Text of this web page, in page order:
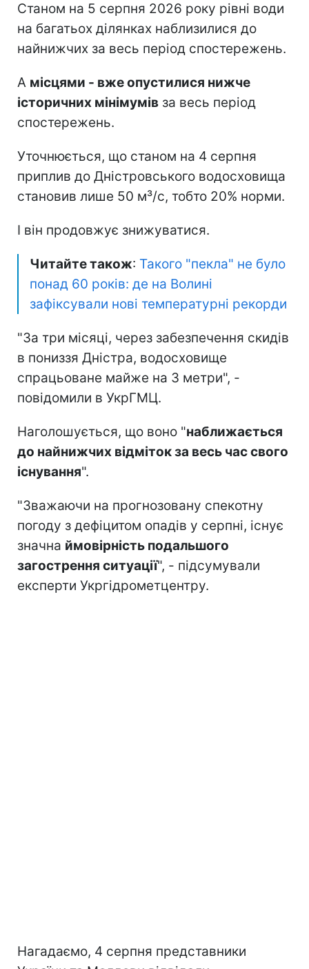
Станом на 5 серпня 2026 року рівні води
на багатьох ділянках наблизилися до
найнижчих за весь період спостережень.
А місцями - вже опустилися нижче
історичних мінімумів за весь період
спостережень.
Уточнюється, що станом на 4 серпня
приплив до Дністровського водосховища
становив лише 50 м³/с, тобто 20% норми.
І він продовжує знижуватися.
Читайте також: Такого "пекла" не було
понад 60 років: де на Волині
зафіксували нові температурні рекорди
"За три місяці, через забезпечення скидів
в пониззя Дністра, водосховище
спрацьоване майже на 3 метри", -
повідомили в УкрГМЦ.
Наголошується, що воно "наближається
до найнижчих відміток за весь час свого
існування".
"Зважаючи на прогнозовану спекотну
погоду з дефіцитом опадів у серпні, існує
значна ймовірність подальшого
загострення ситуації", - підсумували
експерти Укргідрометцентру.
Нагадаємо, 4 серпня представники